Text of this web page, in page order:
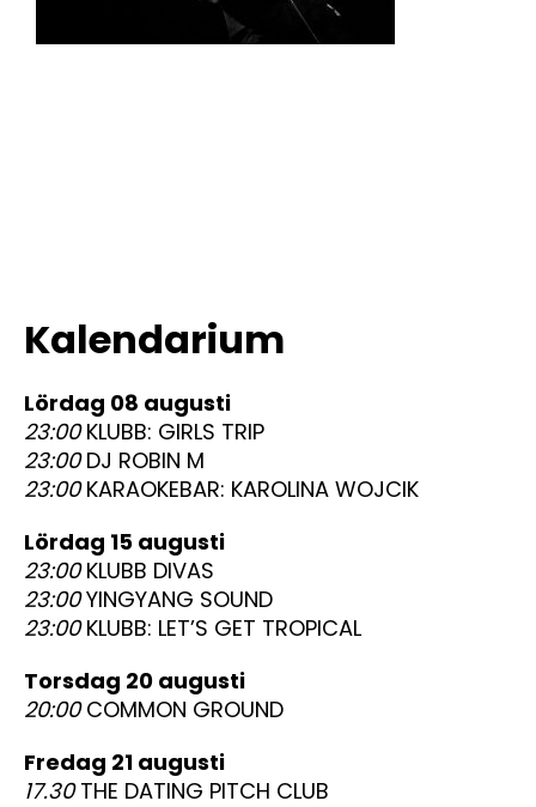
Kalendarium
lördag 08 augusti
23:00KLUBB: GIRLS TRIP
23:00DJ ROBIN M
23:00KARAOKEBAR: KAROLINA WOJCIK
lördag 15 augusti
23:00KLUBB DIVAS
23:00YINGYANG SOUND
23:00KLUBB: LET’S GET TROPICAL
torsdag 20 augusti
20:00COMMON GROUND
fredag 21 augusti
17.30THE DATING PITCH CLUB